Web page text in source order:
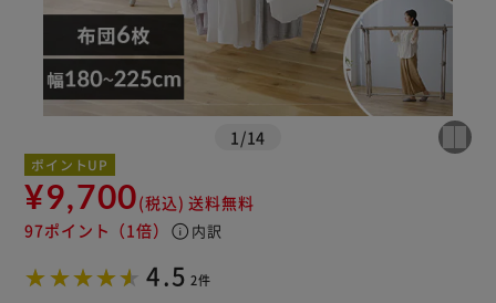
1 /14
ポイントUP
¥9,700(税込) 送料無料
97ポイント （1倍） info 内訳
4.5 2件